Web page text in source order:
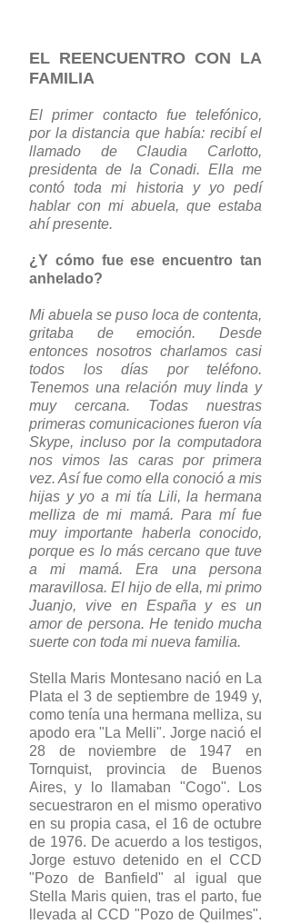
EL REENCUENTRO CON LA
FAMILIA
El primer contacto fue telefónico,
por la distancia que había: recibí el
llamado de Claudia Carlotto,
presidenta de la Conadi. Ella me
contó toda mi historia y yo pedí
hablar con mi abuela, que estaba
ahí presente.
¿Y cómo fue ese encuentro tan
anhelado?
Mi abuela se puso loca de contenta,
gritaba de emoción. Desde
entonces nosotros charlamos casi
todos los días por teléfono.
Tenemos una relación muy linda y
muy cercana. Todas nuestras
primeras comunicaciones fueron vía
Skype, incluso por la computadora
nos vimos las caras por primera
vez. Así fue como ella conoció a mis
hijas y yo a mi tía Lili, la hermana
melliza de mi mamá. Para mí fue
muy importante haberla conocido,
porque es lo más cercano que tuve
a mi mamá. Era una persona
maravillosa. El hijo de ella, mi primo
Juanjo, vive en España y es un
amor de persona. He tenido mucha
suerte con toda mi nueva familia.
Stella Maris Montesano nació en La
Plata el 3 de septiembre de 1949 y,
como tenía una hermana melliza, su
apodo era "La Melli". Jorge nació el
28 de noviembre de 1947 en
Tornquist, provincia de Buenos
Aires, y lo llamaban "Cogo". Los
secuestraron en el mismo operativo
en su propia casa, el 16 de octubre
de 1976. De acuerdo a los testigos,
Jorge estuvo detenido en el CCD
"Pozo de Banfield" al igual que
Stella Maris quien, tras el parto, fue
llevada al CCD "Pozo de Quilmes".